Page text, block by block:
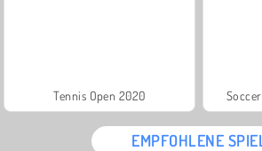
Tennis Open 2020
EMPFOHLENE